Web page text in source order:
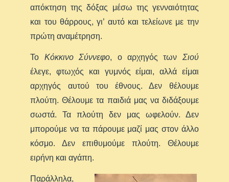
απόκτηση της δόξας μέσω της γενναιότητας
και του θάρρους, γι’ αυτό και τελείωνε με την
πρώτη αναμέτρηση.
Το Κόκκινο Σύννεφο, ο αρχηγός των Σιού
έλεγε, φτωχός και γυμνός είμαι, αλλά είμαι
αρχηγός αυτού του έθνους. Δεν θέλουμε
πλούτη. Θέλουμε τα παιδιά μας να διδάξουμε
σωστά. Τα πλούτη δεν μας ωφελούν. Δεν
μπορούμε να τα πάρουμε μαζί μας στον άλλο
κόσμο. Δεν επιθυμούμε πλούτη. Θέλουμε
ειρήνη και αγάπη.
Παράλληλα,